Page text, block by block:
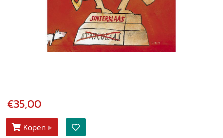
€35,00
Kopen